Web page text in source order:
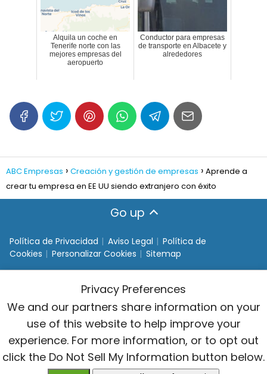
Alquila un coche en
Tenerife norte con las
mejores empresas del
aeropuerto
Conductor para empresas
de transporte en Albacete y
alrededores
ABC Empresas Creación y gestión de empresas
Aprende a
crear tu empresa en EE UU siendo extranjero con éxito
Go up
Política de Privacidad Aviso Legal
Política de
Cookies
Personalizar Cookies Sitemap
Privacy Preferences
We and our partners share information on your
use of this website to help improve your
experience. For more information, or to opt out
click the Do Not Sell My Information button below.